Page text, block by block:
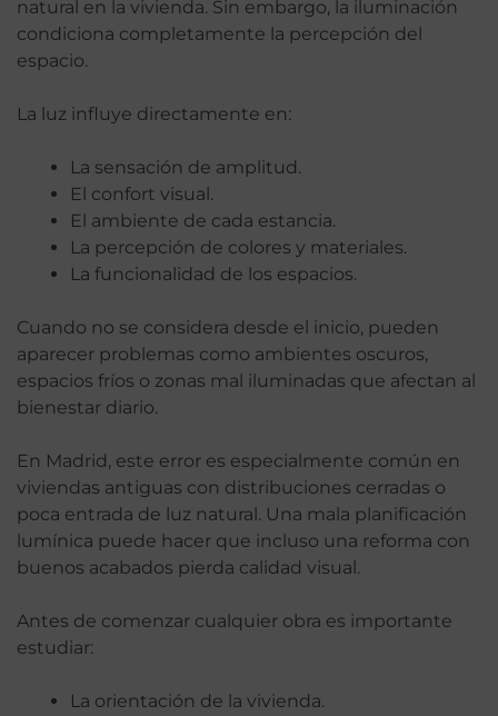
natural en la vivienda. Sin embargo, la iluminación
condiciona completamente la percepción del
espacio.
La luz influye directamente en:
La sensación de amplitud.
El confort visual.
El ambiente de cada estancia.
La percepción de colores y materiales.
La funcionalidad de los espacios.
Cuando no se considera desde el inicio, pueden
aparecer problemas como ambientes oscuros,
espacios fríos o zonas mal iluminadas que afectan al
bienestar diario.
En Madrid, este error es especialmente común en
viviendas antiguas con distribuciones cerradas o
poca entrada de luz natural. Una mala planificación
lumínica puede hacer que incluso una reforma con
buenos acabados pierda calidad visual.
Antes de comenzar cualquier obra es importante
estudiar:
La orientación de la vivienda.